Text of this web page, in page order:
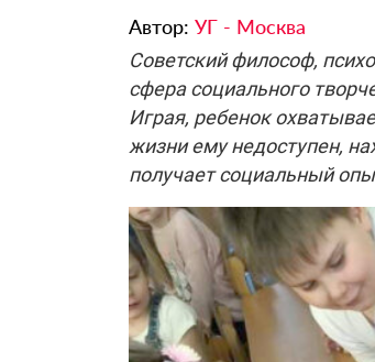
Автор: УГ - Москва
Советский философ,
сфера социального
Играя, ребенок
жизни ему недоступен,
получает социальный